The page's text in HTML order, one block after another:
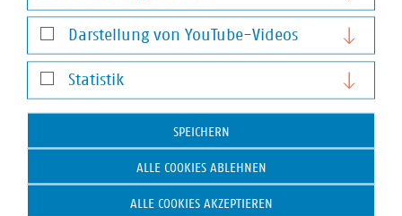
Ansprechpartner
Notwendige Cookies
Darstellung von YouTube-Videos
Darstellung von YouTube-Videos
Statistik
Statistik
SPEICHERN
ALLE COOKIES ABLEHNEN
ALLE COOKIES AKZEPTIEREN